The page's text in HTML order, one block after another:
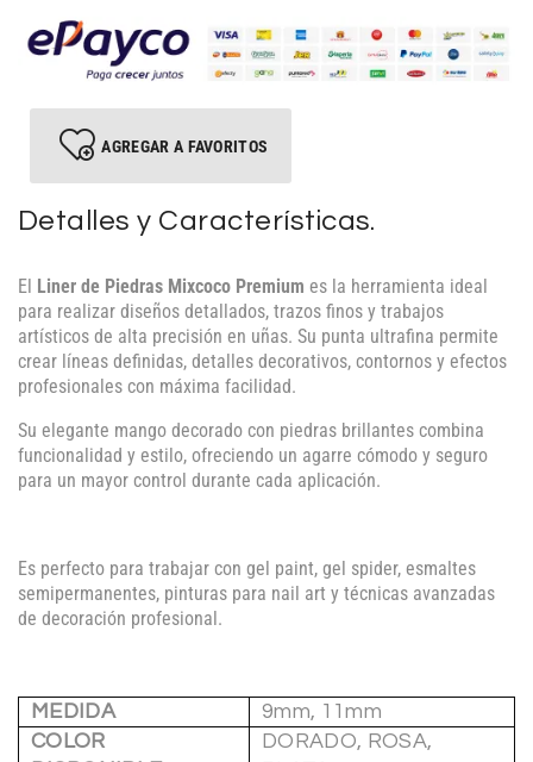
AGREGAR A FAVORITOS
Detalles y Características.
El Liner de Piedras Mixcoco Premium es la herramienta ideal
para realizar diseños detallados, trazos finos y trabajos
artísticos de alta precisión en uñas. Su punta ultrafina permite
crear líneas definidas, detalles decorativos, contornos y efectos
profesionales con máxima facilidad.
Su elegante mango decorado con piedras brillantes combina
funcionalidad y estilo, ofreciendo un agarre cómodo y seguro
para un mayor control durante cada aplicación.
Es perfecto para trabajar con gel paint, gel spider, esmaltes
semipermanentes, pinturas para nail art y técnicas avanzadas
de decoración profesional.
MEDIDA
9mm, 11mm
COLOR
DORADO, ROSA,